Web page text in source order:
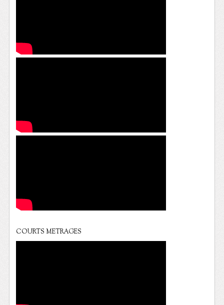
COURTS METRAGES